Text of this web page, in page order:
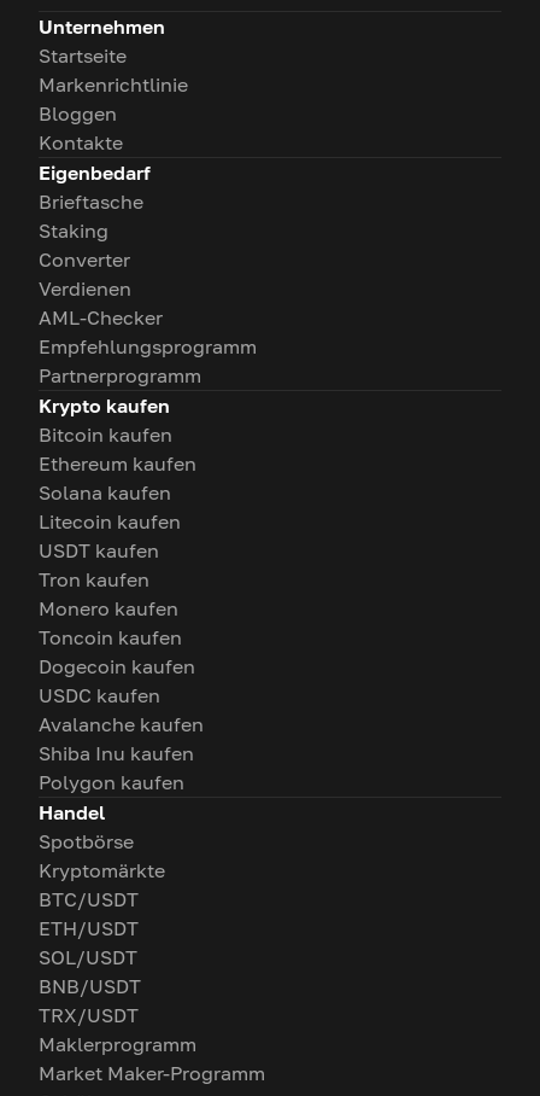
Unternehmen
Startseite
Markenrichtlinie
Bloggen
Kontakte
Eigenbedarf
Brieftasche
Staking
Converter
Verdienen
AML-Checker
Empfehlungsprogramm
Partnerprogramm
Krypto kaufen
Bitcoin kaufen
Ethereum kaufen
Solana kaufen
Litecoin kaufen
USDT kaufen
Tron kaufen
Monero kaufen
Toncoin kaufen
Dogecoin kaufen
USDC kaufen
Avalanche kaufen
Shiba Inu kaufen
Polygon kaufen
Handel
Spotbörse
Kryptomärkte
BTC/USDT
ETH/USDT
SOL/USDT
BNB/USDT
TRX/USDT
Maklerprogramm
Market Maker-Programm